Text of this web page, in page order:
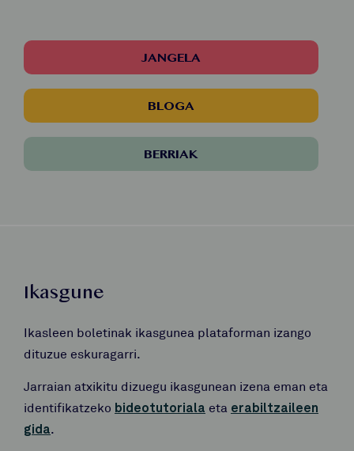
JANGELA
BLOGA
BERRIAK
Ikasgune
Ikasleen boletinak ikasgunea plataforman izango
dituzue eskuragarri.
Jarraian atxikitu dizuegu ikasgunean izena eman eta
identifikatzeko bideotutoriala eta erabiltzaileen
gida.